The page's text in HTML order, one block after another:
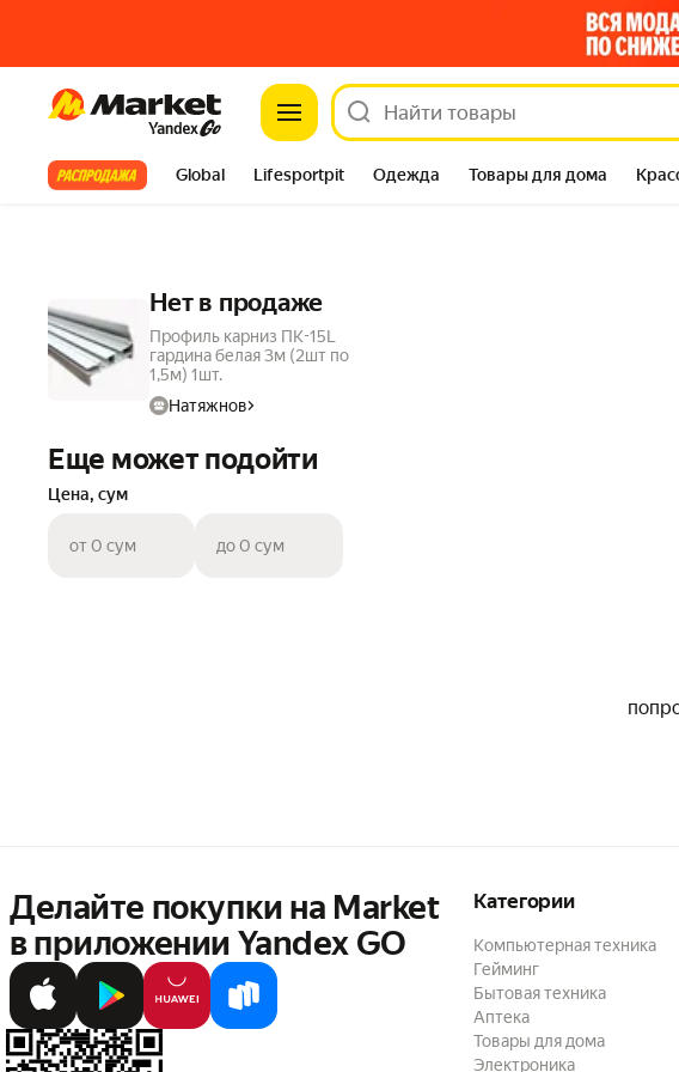
Market
Все хиты Global Lifesportpit Одежда Товары для дома
Нет в продаже
Профиль карниз ПК-15L
гардина белая 3м (2шт по
1,5м) 1шт.
Натяжнов
Еще может подойти
Цена, сум
от 0 сум до 0 сум
Делайте покупки на Market
в приложении Yandex GO
Категории
Компьютерная техника
Гейминг
Бытовая техника
Аптека
Товары для дома
Электроника